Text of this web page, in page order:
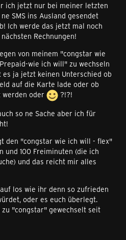
ich jetzt nur bei meiner letzten
SMS ins Ausland gesendet
Ich werde das jetzt mal noch
Rechnungen!
von meinem "congstar wie
wie ich will" zu wechseln
ja jetzt keinen Unterschied ob
auf die Karte lade oder ob
werden oder
?!?!
so ne Sache aber ich für
den "congstar wie ich will - flex"
und 100 Freiminuten (die ich
und das reicht mir alles
los wie ihr denn so zufrieden
oder es euch überlegt.
"congstar" gewechselt seit